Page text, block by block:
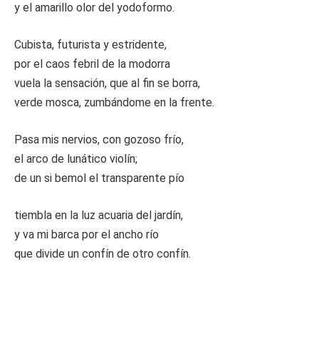
y el amarillo olor del yodoformo.
Cubista, futurista y estridente,
por el caos febril de la modorra
vuela la sensación, que al fin se borra,
verde mosca, zumbándome en la frente.
Pasa mis nervios, con gozoso frío,
el arco de lunático violín;
de un si bemol el transparente pío
tiembla en la luz acuaria del jardín,
y va mi barca por el ancho río
que divide un confín de otro confín.